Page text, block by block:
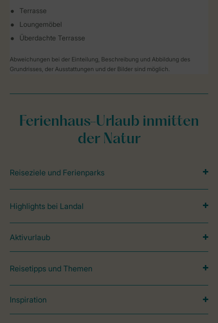
Terrasse
Loungemöbel
Überdachte Terrasse
Abweichungen bei der Einteilung, Beschreibung und Abbildung des
Grundrisses, der Ausstattungen und der Bilder sind möglich.
Ferienhaus-Urlaub inmitten
der Natur
Reiseziele und Ferienparks
Highlights bei Landal
Aktivurlaub
Reisetipps und Themen
Inspiration